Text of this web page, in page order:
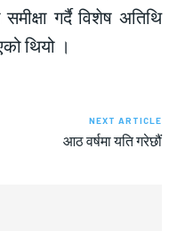
गर्दै विशेष अतिथि
थियो ।
NEXT ARTICLE
आठ वर्षमा यति गरेछौं